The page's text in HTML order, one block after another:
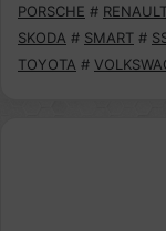
PORSCHE #
SKODA # SMART #
TOYOTA #